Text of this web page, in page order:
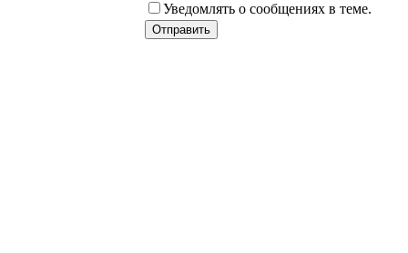
Уведомлять о сообщениях в теме.